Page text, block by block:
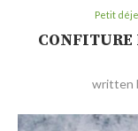
Petit
CONFITURE
written